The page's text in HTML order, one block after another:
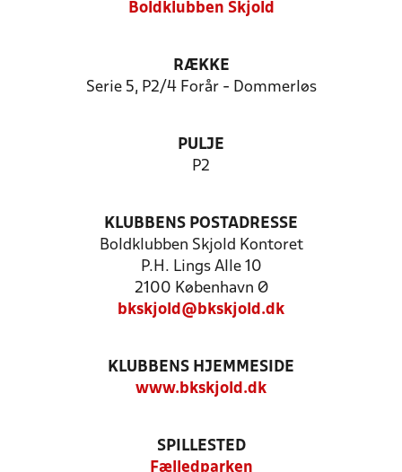
Boldklubben Skjold
RÆKKE
Serie 5, P2/4 Forår - Dommerløs
PULJE
P2
KLUBBENS POSTADRESSE
Boldklubben Skjold Kontoret
P.H. Lings Alle 10
2100 København Ø
bkskjold@bkskjold.dk
KLUBBENS HJEMMESIDE
www.bkskjold.dk
SPILLESTED
Fælledparken